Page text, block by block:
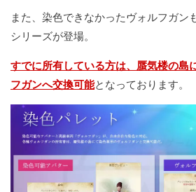
また、染色できなかったヴォルフガン
シリーズが登場。
すでに所有している方は、蜃気楼の島
フガンへ交換可能となっております。